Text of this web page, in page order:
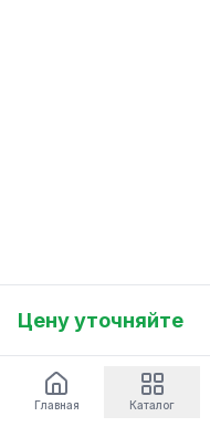
Цену уточняйте
Главная Каталог